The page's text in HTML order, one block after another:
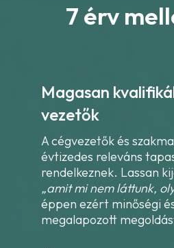
7 érv
Magasan
vezetők
A cégvezetők és
évtizedes releváns
rendelkeznek. Lassan
„amit mi nem láttunk,
éppen ezért minőségi
megalapozott